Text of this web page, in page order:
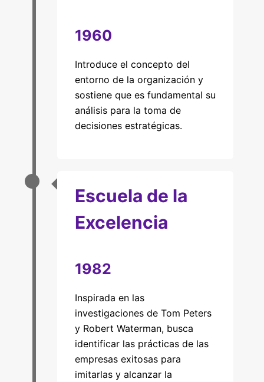
1960
Introduce el concepto del
entorno de la organización y
sostiene que es fundamental su
análisis para la toma de
decisiones estratégicas.
Escuela de la
Excelencia
1982
Inspirada en las
investigaciones de Tom Peters
y Robert Waterman, busca
identificar las prácticas de las
empresas exitosas para
imitarlas y alcanzar la